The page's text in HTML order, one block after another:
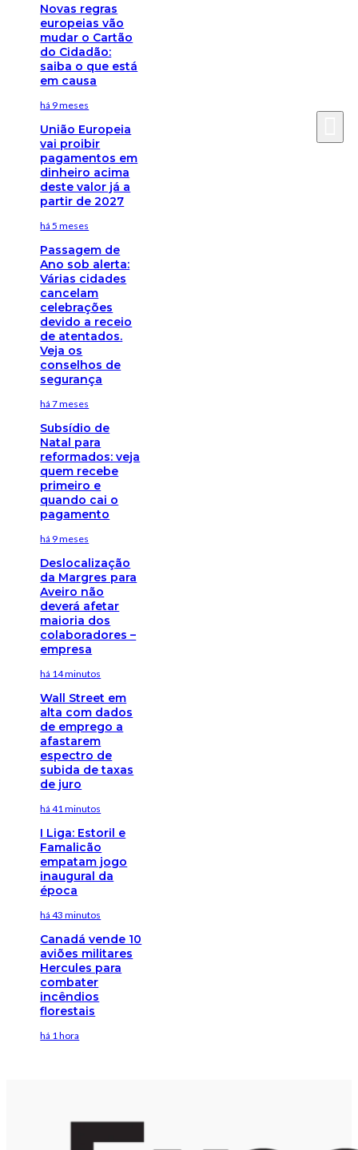
Novas regras
europeias vão
mudar o Cartão
do Cidadão:
saiba o que está
em causa
há 9 meses
União Europeia
vai proibir
pagamentos em
dinheiro acima
deste valor já a
partir de 2027
há 5 meses
Passagem de
Ano sob alerta:
Várias cidades
cancelam
celebrações
devido a receio
de atentados.
Veja os
conselhos de
segurança
há 7 meses
Subsídio de
Natal para
reformados: veja
quem recebe
primeiro e
quando cai o
pagamento
há 9 meses
Deslocalização
da Margres para
Aveiro não
deverá afetar
maioria dos
colaboradores –
empresa
há 14 minutos
Wall Street em
alta com dados
de emprego a
afastarem
espectro de
subida de taxas
de juro
há 41 minutos
I Liga: Estoril e
Famalicão
empatam jogo
inaugural da
época
há 43 minutos
Canadá vende 10
aviões militares
Hercules para
combater
incêndios
florestais
há 1 hora